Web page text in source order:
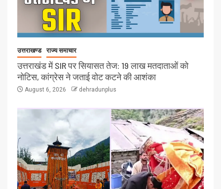
उत्तराखण्ड राज्य समाचार
उत्तराखंड में SIR पर सियासत तेज: 19 लाख मतदाताओं को
नोटिस, कांग्रेस ने जताई वोट कटने की आशंका
August 6, 2026 dehradunplus